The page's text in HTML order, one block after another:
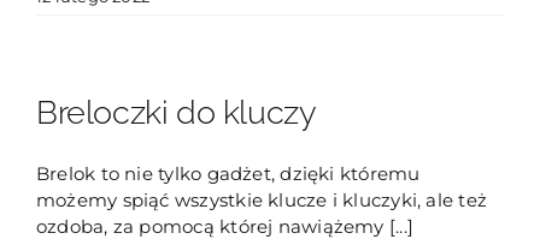
Breloczki do kluczy
Brelok to nie tylko gadżet, dzięki któremu
możemy spiąć wszystkie klucze i kluczyki, ale też
ozdoba, za pomocą której nawiążemy [...]